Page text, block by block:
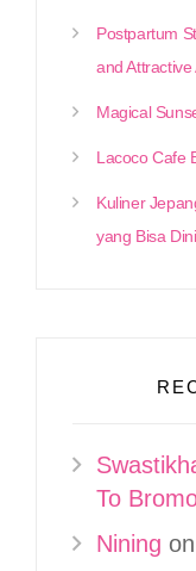
Postpartum
and Attractive
Magical
Lacoco Cafe
Kuliner
yang Bisa
To
Nining on